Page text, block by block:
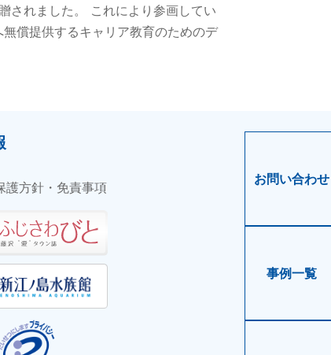
れました。 これにより参画してい
償提供するキャリア教育のためのデ
護方針・免責事項
お問い合わせ
事例一覧